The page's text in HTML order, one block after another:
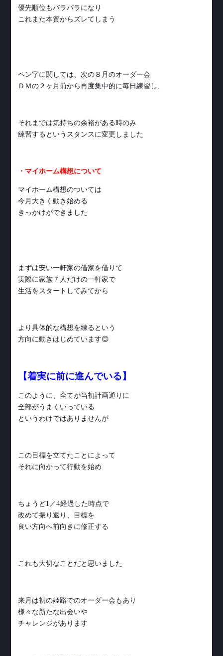
優先順位もバラバラになり
これまた本質からズレてしまう
ペン字に関しては、次の８月のオーダー会
ＤＭの２ヶ月前から再度集中的に毎日練習し、
それまでは気持ちの余裕がある時のみ
練習するというスタンスに変更しました
・マイホーム構想について
マイホーム構想のついては
今月大きく動き始める
きっかけができました
まずは安い一軒家の借家を借りて
実際に家族７人だけの一軒家で
生活をスタートしてみてから
より具体的な構想を練るという
方向に動きはじめています😊
【着実に前に進んでいる】
このように、全てが当初計画通りに
全部がうまくいっている
というわけではありませんが
この目標を立てたことによって
それに向かって行動を始め
ちょうど1／4経過した時点で
改めて振り返り、目標を
良い方向へ前向きに修正する
これも大切なことだと思いました
来月は初の姫路でのオーダー会もあり
様々な新たな出会いや
チャレンジがあります